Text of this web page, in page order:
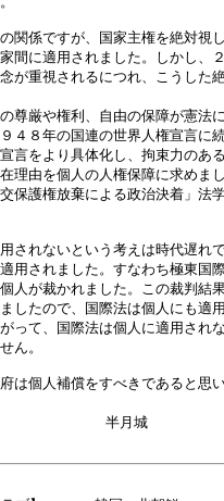
係ですが、国家主権を絶対視
間に適用されました。しかし、
が重視されるにつれ、こうした
厳や権利、自由の保障が憲法
４８年の国連の世界人権宣言に
言をより具体化し、拘束力のあ
理由を個人の人権保障に求めま
保護権放棄による政治決着」法
れないという考えは時代遅れ
用されました。すなわち極東国
人が裁かれました。この裁判結
したので、国際法は個人にも適
って、国際法は個人に適用され
ん。
個人補償をすべきであると思
　　　　　　半月城